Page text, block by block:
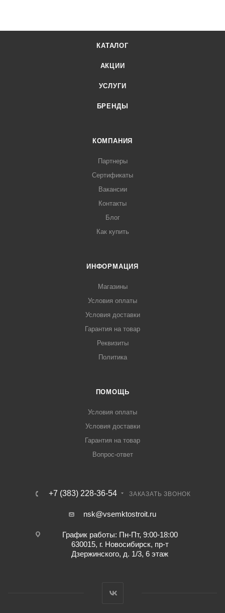
КАТАЛОГ
АКЦИИ
УСЛУГИ
БРЕНДЫ
КОМПАНИЯ
Партнеры
Сертификаты
Вакансии
Контакты
Блог
Как купить
ИНФОРМАЦИЯ
Магазины
Условия оплаты
Условия доставки
Гарантия на товар
Реквизиты
Политика
ПОМОЩЬ
Условия оплаты
Условия доставки
Гарантия на товар
Вопрос-ответ
+7 (383) 228-36-54 ЗАКАЗАТЬ ЗВОНОК
nsk@vsemktostroit.ru
График работы: Пн-Пт, 9:00-18:00
630015, г. Новосибирск, пр-т
Дзержинского, д. 1/3, 6 этаж